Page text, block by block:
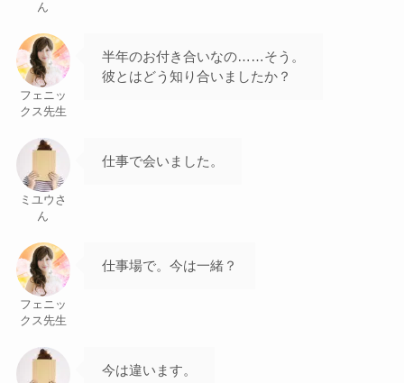
ん
フェニッ
クス先生
半年のお付き合いなの……そう。
彼とはどう知り合いましたか？
ミユウさ
ん
仕事で会いました。
フェニッ
クス先生
仕事場で。今は一緒？
今は違います。